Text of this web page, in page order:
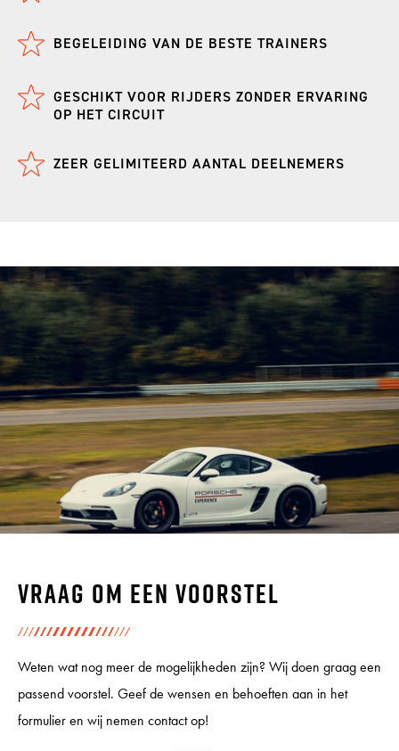
BEGELEIDING VAN DE BESTE TRAINERS
GESCHIKT VOOR RIJDERS ZONDER ERVARING
OP HET CIRCUIT
ZEER GELIMITEERD AANTAL DEELNEMERS
Vraag om een voorstel
Weten wat nog meer de mogelijkheden zijn? Wij doen graag een
passend voorstel. Geef de wensen en behoeften aan in het
formulier en wij nemen contact op!